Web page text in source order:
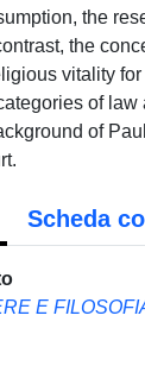
the
the
vitality
of
of
Scheda
E